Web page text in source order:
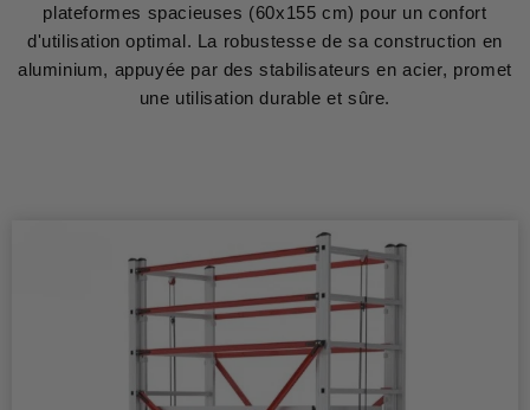
plateformes spacieuses (60x155 cm) pour un confort
d'utilisation optimal. La robustesse de sa construction en
aluminium, appuyée par des stabilisateurs en acier, promet
une utilisation durable et sûre.